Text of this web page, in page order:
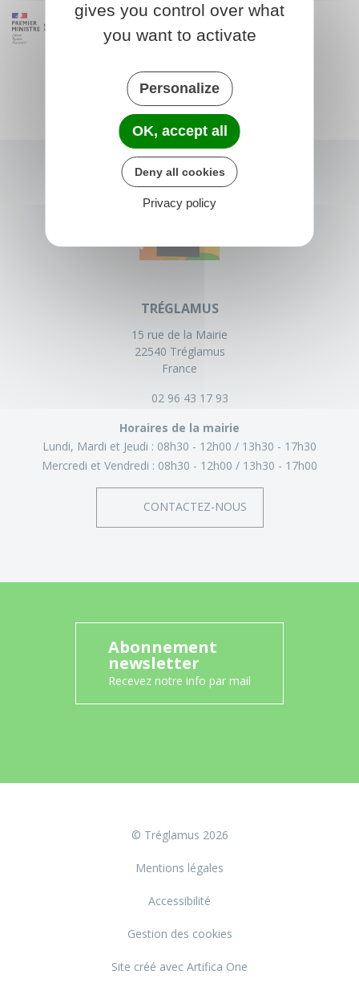
TRÉGLAMUS
15 rue de la Mairie
22540 Tréglamus
France
02 96 43 17 93
Horaires de la mairie
Lundi, Mardi et Jeudi : 08h30 - 12h00
13h30 - 17h30
Mercredi et Vendredi : 08h30 - 12h00 13h30 - 17h00
CONTACTEZ-NOUS
Abonnement
newsletter
Recevez notre info par mail
© Tréglamus 2026
Mentions légales
Accessibilité
Gestion des cookies
Site créé avec Artifica One
gives you control over what
you want to activate
Personalize
OK, accept all
Deny all cookies
Privacy policy